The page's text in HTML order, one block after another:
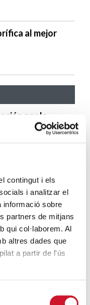
contingut i els
i analitzar el
informació sobre
partners de mitjans
qui col·laborem. Al
altres dades que
a partir de l'ús
al mejor
por la
llamamiento a
humana
a más de